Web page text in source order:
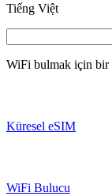
Tiếng Việt
WiFi bulmak için bir
Küresel eSIM
WiFi Bulucu